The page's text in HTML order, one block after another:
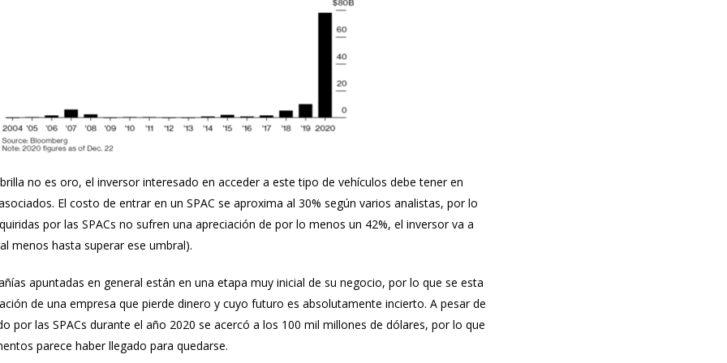
no es oro, el inversor interesado en acceder a este tipo de vehículos debe tener en
El costo de entrar en un SPAC se aproxima al 30% según varios analistas, por lo
por las SPACs no sufren una apreciación de por lo menos un 42%, el inversor va a
menos hasta superar ese umbral).
apuntadas en general están en una etapa muy inicial de su negocio, por lo que se esta
de una empresa que pierde dinero y cuyo futuro es absolutamente incierto. A pesar de
por las SPACs durante el año 2020 se acercó a los 100 mil millones de dólares, por lo que
parece haber llegado para quedarse.